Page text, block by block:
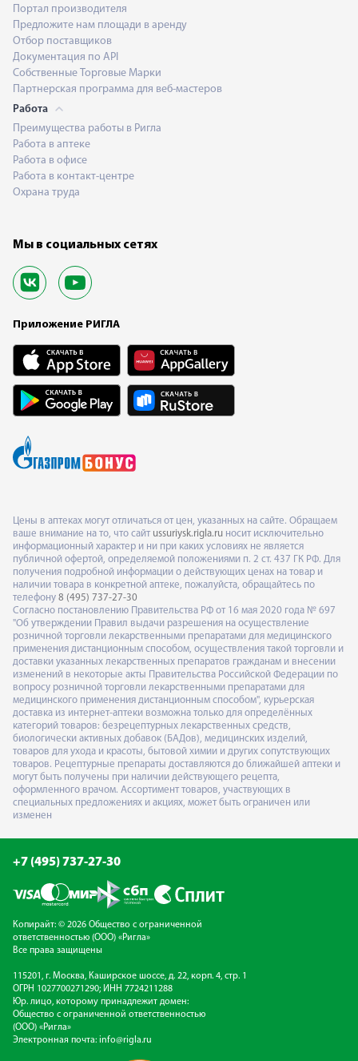
Портал производителя
Предложите нам площади в аренду
Отбор поставщиков
Документация по API
Собственные Торговые Марки
Партнерская программа для веб-мастеров
Работа
Преимущества работы в Ригла
Работа в аптеке
Работа в офисе
Работа в контакт-центре
Охрана труда
Мы в социальных сетях
Приложение РИГЛА
Цены в аптеках могут отличаться от цен, указанных на сайте. Обращаем
ваше внимание на то, что сайт ussuriysk.rigla.ru носит исключительно
информационный характер и ни при каких условиях не является
публичной офертой, определяемой положениями п. 2 ст. 437 ГК РФ. Для
получения подробной информации о действующих ценах на товар и
наличии товара в конкретной аптеке, пожалуйста, обращайтесь по
телефону 8 (495) 737-27-30
Согласно постановлению Правительства РФ от 16 мая 2020 года № 697
"Об утверждении Правил выдачи разрешения на осуществление
розничной торговли лекарственными препаратами для медицинского
применения дистанционным способом, осуществления такой торговли и
доставки указанных лекарственных препаратов гражданам и внесении
изменений в некоторые акты Правительства Российской Федерации по
вопросу розничной торговли лекарственными препаратами для
медицинского применения дистанционным способом", курьерская
доставка из интернет-аптеки возможна только для определённых
категорий товаров: безрецептурных лекарственных средств,
биологически активных добавок (БАДов), медицинских изделий,
товаров для ухода и красоты, бытовой химии и других сопутствующих
товаров. Рецептурные препараты доставляются до ближайшей аптеки и
могут быть получены при наличии действующего рецепта,
оформленного врачом. Ассортимент товаров, участвующих в
специальных предложениях и акциях, может быть ограничен или
изменен
+7 (495) 737-27-30
Копирайт: © 2026 Общество с ограниченной
ответственностью (ООО) «Ригла»
Все права защищены
115201, г. Москва, Каширское шоссе, д. 22, корп. 4, стр. 1
ОГРН 1027700271290; ИНН 7724211288
Юр. лицо, которому принадлежит домен:
Общество с ограниченной ответственностью
(ООО) «Ригла»
Электронная почта: info@rigla.ru